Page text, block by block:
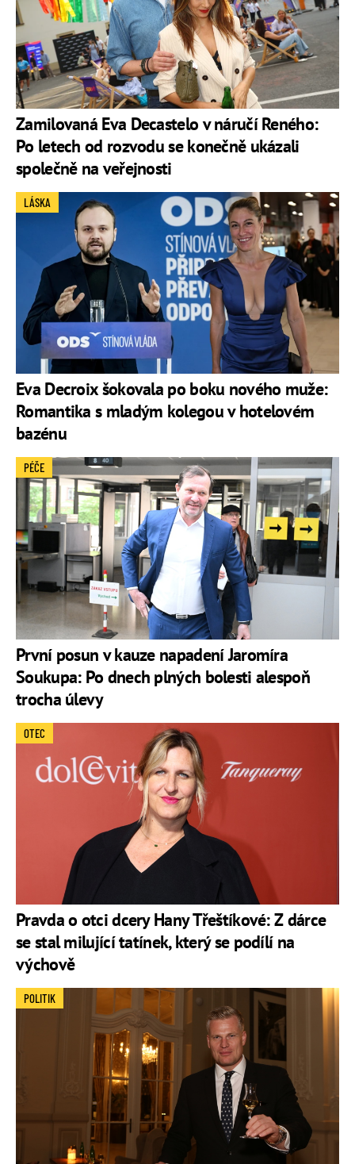
Zamilovaná Eva Decastelo v náručí Reného:
Po letech od rozvodu se konečně ukázali
společně na veřejnosti
Eva Decroix šokovala po boku nového muže:
Romantika s mladým kolegou v hotelovém
bazénu
LÁSKA
První posun v kauze napadení Jaromíra
Soukupa: Po dnech plných bolesti alespoň
trocha úlevy
PÉČE
Pravda o otci dcery Hany Třeštíkové: Z dárce
se stal milující tatínek, který se podílí na
výchově
OTEC
POLITIK